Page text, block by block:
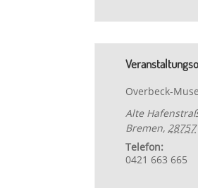
Overbeck-
Alte
Bremen, 28757
Telefon:
0421 663 665